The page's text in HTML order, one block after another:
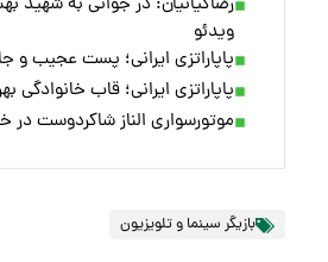
رضاکیانیان: در جوانی به
ویدئو
پاپاراتزی ایرانی؛ پست عجیب و
پاپاراتزی ایرانی؛ قاب
موتورسواری الناز شاکردوست در
بازیگر سینما و تلویزیون